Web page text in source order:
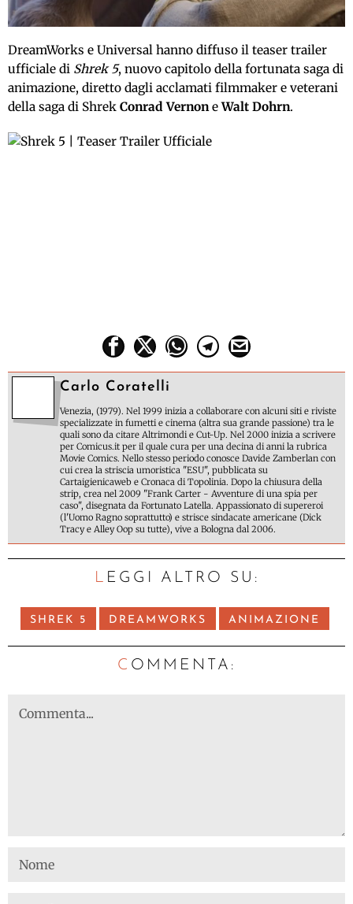
DreamWorks e Universal hanno diffuso il teaser trailer
ufficiale di Shrek 5, nuovo capitolo della fortunata saga di
animazione, diretto dagli acclamati filmmaker e veterani
della saga di Shrek Conrad Vernon eWalt Dohrn.
Carlo Coratelli
Venezia, (1979). Nel 1999 inizia a collaborare con alcuni siti e riviste
specializzate in fumetti e cinema (altra sua grande passione) tra le
quali sono da citare Altrimondi e Cut-Up. Nel 2000 inizia a scrivere
per Comicus.it per il quale cura per una decina di anni la rubrica
Movie Comics. Nello stesso periodo conosce Davide Zamberlan con
cui crea la striscia umoristica "ESU", pubblicata su
Cartaigienicaweb e Cronaca di Topolinia. Dopo la chiusura della
strip, crea nel 2009 "Frank Carter - Avventure di una spia per
caso", disegnata da Fortunato Latella. Appassionato di supereroi
(l'Uomo Ragno soprattutto) e strisce sindacate americane (Dick
Tracy e Alley Oop su tutte), vive a Bologna dal 2006.
LEGGI ALTRO SU:
SHREK 5 DREAMWORKS ANIMAZIONE
C OMMENTA: